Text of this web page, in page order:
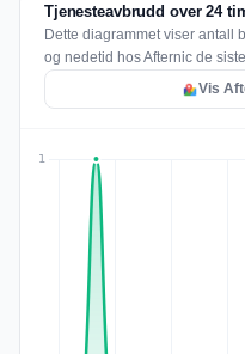
Tjenesteavbrudd over 24
Dette diagrammet viser antall
og nedetid hos Afternic de
Vis